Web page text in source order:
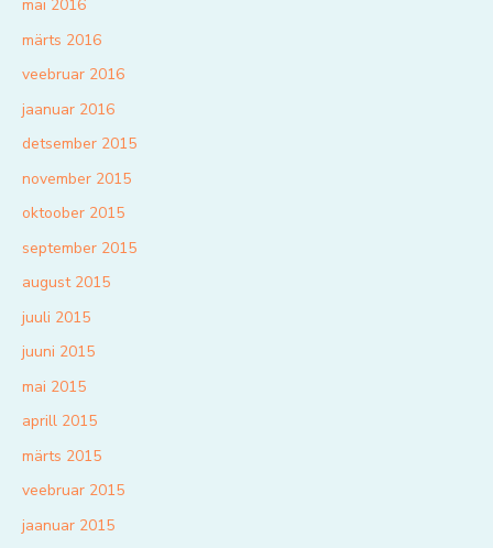
mai 2016
märts 2016
veebruar 2016
jaanuar 2016
detsember 2015
november 2015
oktoober 2015
september 2015
august 2015
juuli 2015
juuni 2015
mai 2015
aprill 2015
märts 2015
veebruar 2015
jaanuar 2015